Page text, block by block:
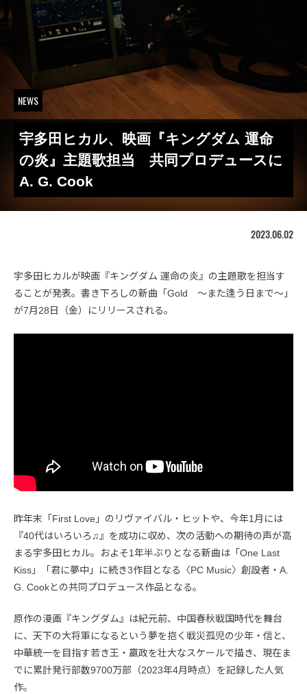
NEWS
宇多田ヒカル、映画『キングダム 運命
の炎』主題歌担当 共同プロデュースに
A. G. Cook
2023.06.02
宇多田ヒカルが映画『キングダム 運命の炎』の主題歌を担当す
ることが発表。書き下ろしの新曲「Gold ～また逢う日まで～」
が7月28日（金）にリリースされる。
昨年末「First Love」のリヴァイバル・ヒットや、今年1月には
『40代はいろいろ♫』を成功に収め、次の活動への期待の声が高
まる宇多田ヒカル。およそ1年半ぶりとなる新曲は「One Last
Kiss」「君に夢中」に続き3作目となる〈PC Music〉創設者・A.
G. Cookとの共同プロデュース作品となる。
原作の漫画『キングダム』は紀元前、中国春秋戦国時代を舞台
に、天下の大将軍になるという夢を抱く戦災孤児の少年・信と、
中華統一を目指す若き王・嬴政を壮大なスケールで描き、現在ま
でに累計発行部数9700万部（2023年4月時点）を記録した人気
作。